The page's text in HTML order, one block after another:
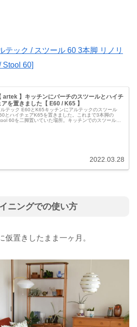
テック / スツール 60 3本脚 リノリ
Stool 60]
artek 】キッチンにバーチのスツールとハイチ
アを置きました【 E60 / K65 】
ルテック E60とK65キッチンにアルテックのスツール
とハイチェアK65を置きました。これまで3本脚の
60を二脚置いていた場所。キッチンでのスツールの
2022.03.28
ニングでの使い方
仮置きしたまま一ヶ月。